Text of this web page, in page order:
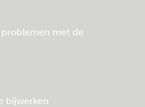
met de
bijwerken